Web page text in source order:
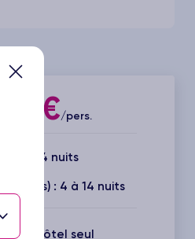
/pers.
jours / 4 nuits
: 4 à 14 nuits
Vols + Hôtel seul